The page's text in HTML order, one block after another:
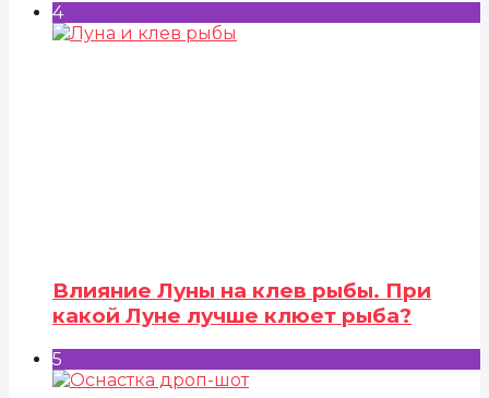
4
Влияние Луны на клев рыбы. При
какой Луне лучше клюет рыба?
5